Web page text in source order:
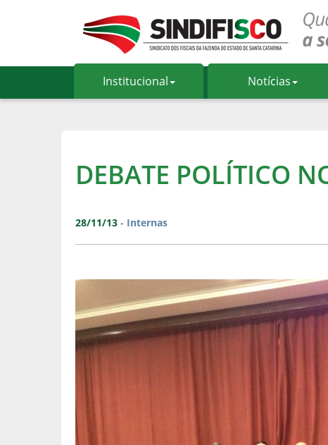
Institucional Notícias
DEBATE POLÍTICO
28/11/13 - Internas